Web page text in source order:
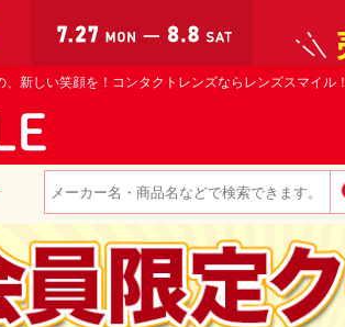
新しい笑顔を！コンタクトレンズならレンズスマイル！